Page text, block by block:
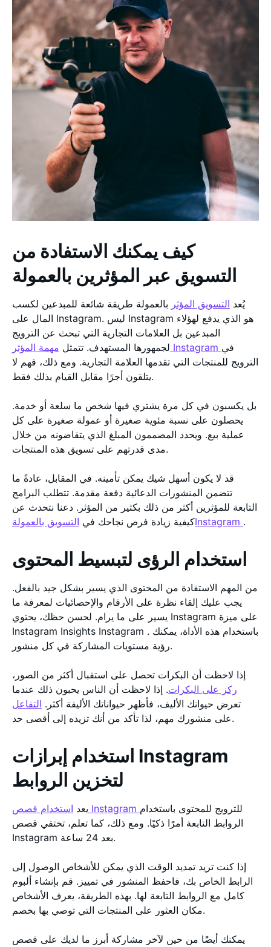
كيف يمكنك الاستفادة من
التسويق عبر المؤثرين بالعمولة
يُعد التسويق المؤثر بالعمولة طريقة شائعة للمبدعين لكسب
المال على Instagram. ليس Instagram هو الذي يدفع لهؤلاء
المبدعين بل العلامات التجارية التي تبحث عن الترويج
لجمهورها المستهدف. تتمثل مهمة المؤثر Instagram في
الترويج للمنتجات التي تقدمها العلامة التجارية. ومع ذلك، فهم لا
يتلقون أجرًا مقابل القيام بذلك فقط.
بل يكسبون في كل مرة يشتري فيها شخص ما سلعة أو خدمة.
يحصلون على نسبة مئوية صغيرة أو عمولة صغيرة على كل
عملية بيع. ويحدد المصممون المبلغ الذي يتقاضونه من خلال
مدى قدرتهم على تسويق هذه المنتجات.
قد لا يكون أسهل شيك يمكن تأمينه. في المقابل، عادةً ما
تتضمن المنشورات الدعائية دفعة مقدمة. تتطلب البرامج
التابعة للمؤثرين أكثر من ذلك بكثير من المؤثر. دعنا نتحدث عن
كيفية زيادة فرص نجاحك فيالتسويق بالعمولةInstagram .
استخدام الرؤى لتبسيط المحتوى
من المهم الاستفادة من المحتوى الذي يسير بشكل جيد بالفعل.
يجب عليك إلقاء نظرة على الأرقام والإحصائيات لمعرفة ما
يسير على ما يرام. لحسن حظك، يحتوي Instagram على ميزة
Instagram Insights Instagram . باستخدام هذه الأداة، يمكنك
رؤية مستويات المشاركة في كل منشور.
إذا لاحظت أن البكرات تحصل على استقبال أكثر من الصور،
ركز على البكرات. إذا لاحظت أن الناس يحبون ذلك عندما
تعرض حيوانك الأليف، فأظهر حيواناتك الأليفة أكثر. التفاعل
على منشورك مهم، لذا تأكد من أنك تزيده إلى أقصى حد.
استخدام إبرازات Instagram
لتخزين الروابط
يعد استخدام قصص Instagram للترويج للمحتوى باستخدام
الروابط التابعة أمرًا ذكيًا. ومع ذلك، كما تعلم، تختفي قصص
Instagram بعد 24 ساعة.
إذا كنت تريد تمديد الوقت الذي يمكن للأشخاص الوصول إلى
الرابط الخاص بك، فاحفظ المنشور في تمييز. قم بإنشاء ألبوم
كامل مع الروابط التابعة لها. بهذه الطريقة، يعرف الأشخاص
مكان العثور على المنتجات التي توصي بها بخصم.
يمكنك أيضًا من حين لآخر مشاركة أبرز ما لديك على قصص